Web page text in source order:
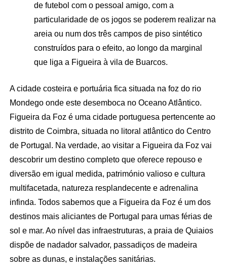
de futebol com o pessoal amigo, com a
particularidade de os jogos se poderem realizar na
areia ou num dos três campos de piso sintético
construídos para o efeito, ao longo da marginal
que liga a Figueira à vila de Buarcos.
A cidade costeira e portuária fica situada na foz do rio
Mondego onde este desemboca no Oceano Atlântico.
Figueira da Foz é uma cidade portuguesa pertencente ao
distrito de Coimbra, situada no litoral atlântico do Centro
de Portugal. Na verdade, ao visitar a Figueira da Foz vai
descobrir um destino completo que oferece repouso e
diversão em igual medida, património valioso e cultura
multifacetada, natureza resplandecente e adrenalina
infinda. Todos sabemos que a Figueira da Foz é um dos
destinos mais aliciantes de Portugal para umas férias de
sol e mar. Ao nível das infraestruturas, a praia de Quiaios
dispõe de nadador salvador, passadiços de madeira
sobre as dunas, e instalações sanitárias.